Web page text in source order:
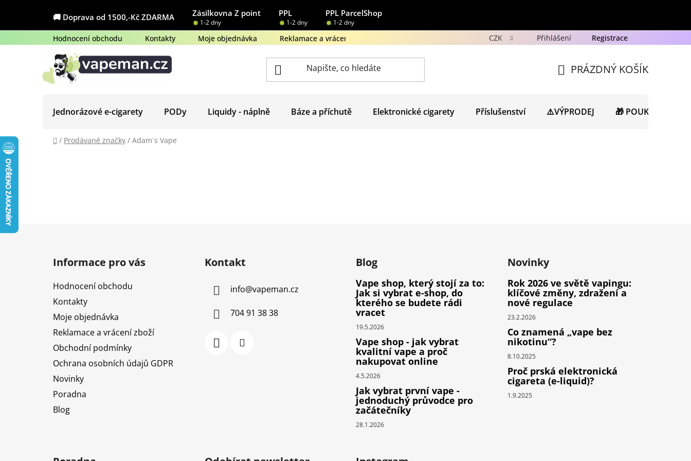
obsah
🚚 Doprava od 1500,-Kč ZDARMA Zásilkovna Z point PPL PPL ParcelShop
1-2 dny 1-2 dny 1-2 dny
Hodnocení obchodu Kontakty Moje objednávka Reklamace a vrácení zboží Ochrana osobních údajů GDPR Novinky
CZK Přihlášení Registrace
KOŠÍK
PRÁZDNÝ KOŠÍK
Jednorázové e-cigarety PODy Liquidy - náplně Báze a příchutě Elektronické cigarety Příslušenství ⚠️VÝPRODEJ 🎁 POUKAZY
Domů
/ Prodávané značky / Adam´s Vape
Informace pro vás
Hodnocení obchodu
Kontakty
Moje objednávka
Reklamace a vrácení zboží
Obchodní podmínky
Ochrana osobních údajů GDPR
Novinky
Poradna
Blog
Kontakt
info@vapeman.cz
704 91 38 38
Blog
Vape shop, který stojí za to:
Jak si vybrat e-shop, do
kterého se budete rádi
vracet
19.5.2026
Vape shop - jak vybrat
kvalitní vape a proč
nakupovat online
4.5.2026
Jak vybrat první vape -
jednoduchý průvodce pro
začátečníky
28.1.2026
Novinky
Rok 2026 ve světě vapingu:
klíčové změny, zdražení a
nové regulace
23.2.2026
Co znamená „vape bez
nikotinu“?
8.10.2025
Proč prská elektronická
cigareta (e-liquid)?
1.9.2025